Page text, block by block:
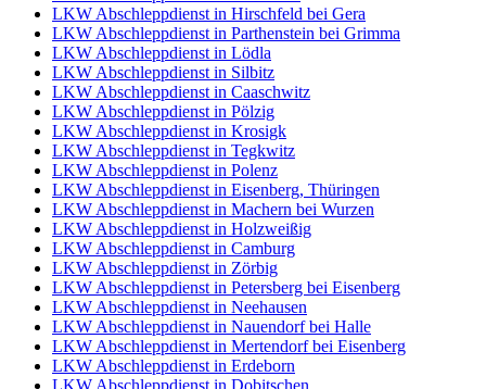
LKW Abschleppdienst in Hirschfeld bei Gera
LKW Abschleppdienst in Parthenstein bei Grimma
LKW Abschleppdienst in Lödla
LKW Abschleppdienst in Silbitz
LKW Abschleppdienst in Caaschwitz
LKW Abschleppdienst in Pölzig
LKW Abschleppdienst in Krosigk
LKW Abschleppdienst in Tegkwitz
LKW Abschleppdienst in Polenz
LKW Abschleppdienst in Eisenberg, Thüringen
LKW Abschleppdienst in Machern bei Wurzen
LKW Abschleppdienst in Holzweißig
LKW Abschleppdienst in Camburg
LKW Abschleppdienst in Zörbig
LKW Abschleppdienst in Petersberg bei Eisenberg
LKW Abschleppdienst in Neehausen
LKW Abschleppdienst in Nauendorf bei Halle
LKW Abschleppdienst in Mertendorf bei Eisenberg
LKW Abschleppdienst in Erdeborn
LKW Abschleppdienst in Dobitschen